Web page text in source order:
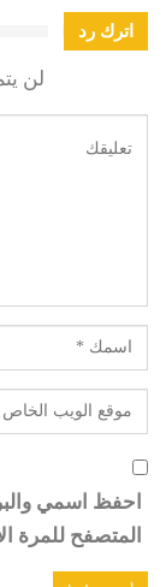
اترك رد
لن
احفظ اسمي
المتصفح للمرة